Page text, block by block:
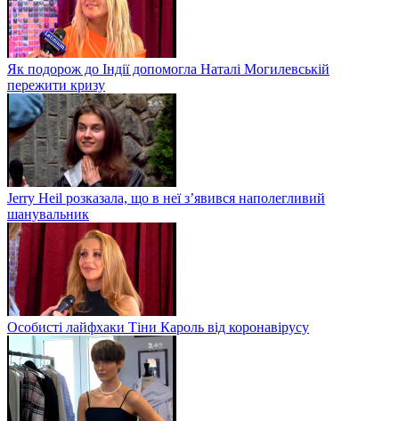
Як подорож до Індії допомогла Наталі Могилевській
пережити кризу
Jerry Heil розказала, що в неї з’явився наполегливий
шанувальник
Особисті лайфхаки Тіни Кароль від коронавірусу